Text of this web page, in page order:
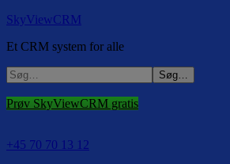
SkyViewCRM
Et CRM system for alle
Prøv SkyViewCRM gratis
+45 70 70 13 12